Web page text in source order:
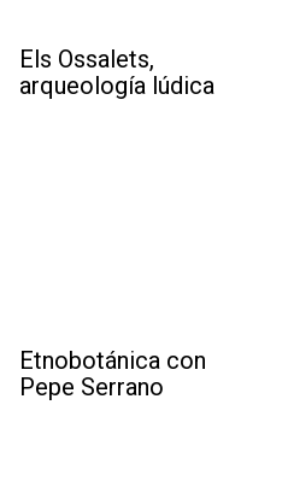
Els Ossalets,
arqueología lúdica
Etnobotánica con
Pepe Serrano